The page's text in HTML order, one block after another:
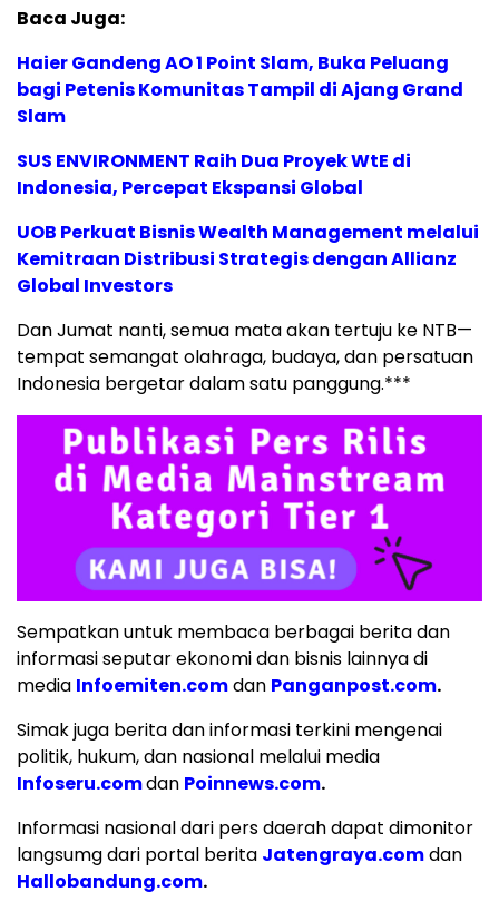
Baca Juga:
Haier Gandeng AO 1 Point Slam, Buka Peluang
bagi Petenis Komunitas Tampil di Ajang Grand
Slam
SUS ENVIRONMENT Raih Dua Proyek WtE di
Indonesia, Percepat Ekspansi Global
UOB Perkuat Bisnis Wealth Management melalui
Kemitraan Distribusi Strategis dengan Allianz
Global Investors
Dan Jumat nanti, semua mata akan tertuju ke NTB—
tempat semangat olahraga, budaya, dan persatuan
Indonesia bergetar dalam satu panggung.***
Sempatkan untuk membaca berbagai berita dan
informasi seputar ekonomi dan bisnis lainnya di
media Infoemiten.comdan Panganpost.com.
Simak juga berita dan informasi terkini mengenai
politik, hukum, dan nasional melalui media
Infoseru.comdan Poinnews.com.
Informasi nasional dari pers daerah dapat dimonitor
langsumg dari portal berita Jatengraya.comdan
Hallobandung.com.